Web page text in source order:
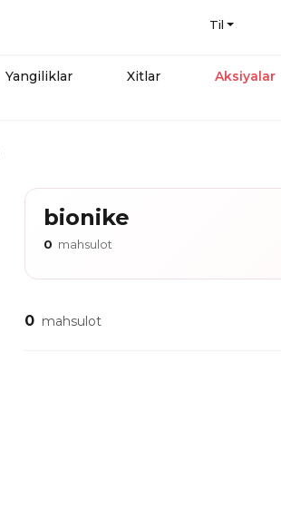
Til
Yangiliklar Xitlar Aksiyalar
bionike
0 mahsulot
0 mahsulot